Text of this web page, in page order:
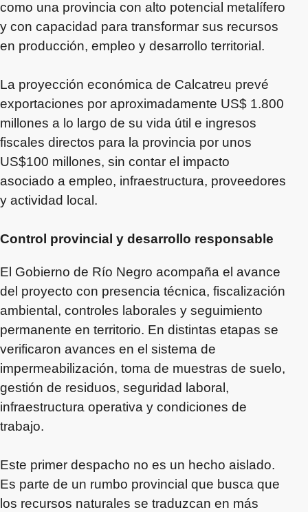
como una provincia con alto potencial metalífero
y con capacidad para transformar sus recursos
en producción, empleo y desarrollo territorial.
La proyección económica de Calcatreu prevé
exportaciones por aproximadamente US$ 1.800
millones a lo largo de su vida útil e ingresos
fiscales directos para la provincia por unos
US$100 millones, sin contar el impacto
asociado a empleo, infraestructura, proveedores
y actividad local.
Control provincial y desarrollo responsable
El Gobierno de Río Negro acompaña el avance
del proyecto con presencia técnica, fiscalización
ambiental, controles laborales y seguimiento
permanente en territorio. En distintas etapas se
verificaron avances en el sistema de
impermeabilización, toma de muestras de suelo,
gestión de residuos, seguridad laboral,
infraestructura operativa y condiciones de
trabajo.
Este primer despacho no es un hecho aislado.
Es parte de un rumbo provincial que busca que
los recursos naturales se traduzcan en más